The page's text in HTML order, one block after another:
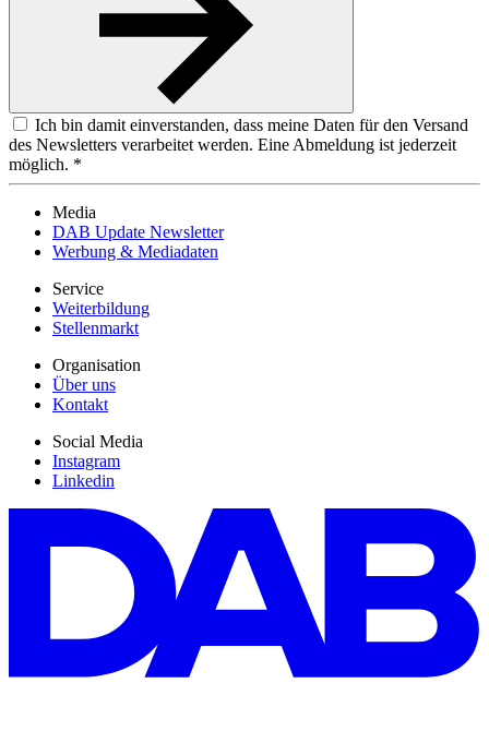
Ich bin damit einverstanden, dass meine Daten für den Versand
des Newsletters verarbeitet werden. Eine Abmeldung ist jederzeit
möglich. *
Media
DAB Update Newsletter
Werbung & Mediadaten
Service
Weiterbildung
Stellenmarkt
Organisation
Über uns
Kontakt
Social Media
Instagram
Linkedin